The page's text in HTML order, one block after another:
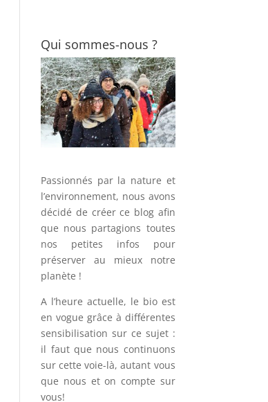
Qui sommes-nous ?
Passionnés par la nature et
l’environnement, nous avons
décidé de créer ce blog afin
que nous partagions toutes
nos petites infos pour
préserver au mieux notre
planète !
A l’heure actuelle, le bio est
en vogue grâce à différentes
sensibilisation sur ce sujet :
il faut que nous continuons
sur cette voie-là, autant vous
que nous et on compte sur
vous!